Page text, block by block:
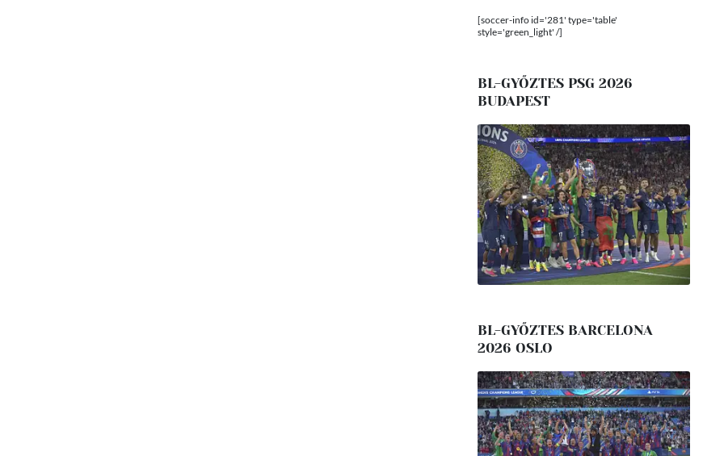
[soccer-info id='281' type='table'
style='green_light' /]
BL-GYŐZTES PSG 2026
BUDAPEST
BL-GYŐZTES BARCELONA
2026 OSLO